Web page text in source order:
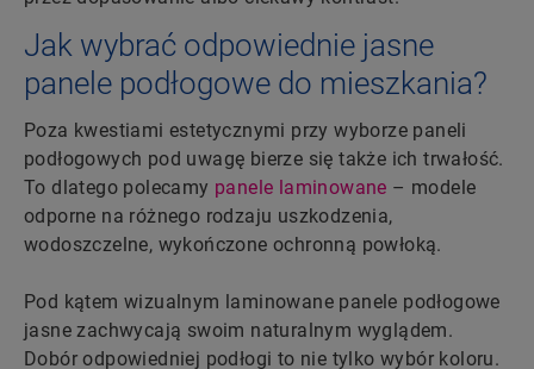
Jak wybrać odpowiednie jasne
panele podłogowe do mieszkania?
Poza kwestiami estetycznymi przy wyborze paneli
podłogowych pod uwagę bierze się także ich trwałość.
To dlatego polecamy panele laminowane – modele
odporne na różnego rodzaju uszkodzenia,
wodoszczelne, wykończone ochronną powłoką.
Pod kątem wizualnym laminowane panele podłogowe
jasne zachwycają swoim naturalnym wyglądem.
Dobór odpowiedniej podłogi to nie tylko wybór koloru.